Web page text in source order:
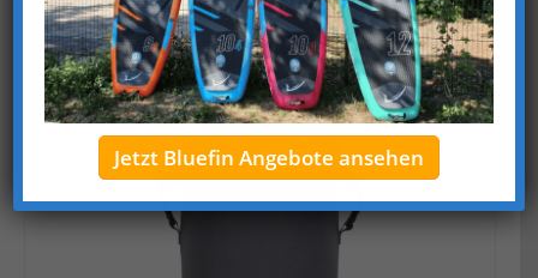
Klebenähte, verschließbar über 3 Schnallen,
nummeriertes Roll-Top
Jetzt Bluefin Angebote ansehen